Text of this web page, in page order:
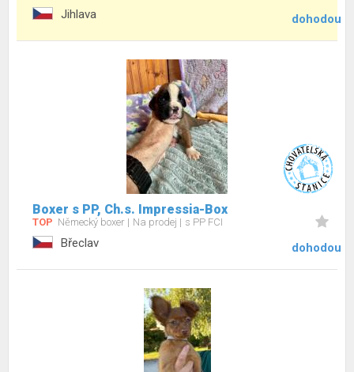
Jihlava dohodou
Boxer s PP, Ch.s. Impressia-Box
TOP Německý boxer Na prodej s PP FCI
Břeclav dohodou